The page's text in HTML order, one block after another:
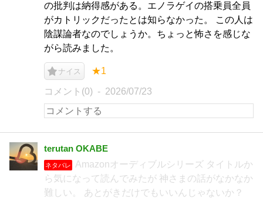
の批判は納得感がある。エノラゲイの搭乗員全員
がカトリックだったとは知らなかった。 この人は
陰謀論者なのでしょうか。ちょっと怖さを感じな
がら読みました。
ナイス ★1
コメント(0) 2026/07/23
terutan OKABE
ネタバレ
Amazonオーディブルシリーズ タイトルか
ら気になって読んでみたが 神さまの話がなかなか
難しい。 あとがきだけでもいいんじゃないか？